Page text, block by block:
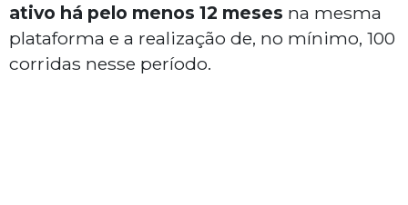
ativo há pelo menos 12 meses na mesma
plataforma e a realização de, no mínimo, 100
corridas nesse período.